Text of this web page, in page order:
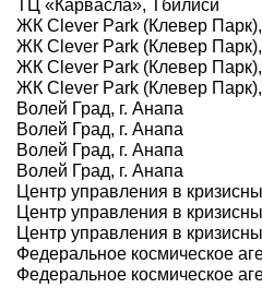
ТЦ «Карвасла», Тбилиси
ЖК Clever Park (Клевер Парк),
ЖК Clever Park (Клевер Парк),
ЖК Clever Park (Клевер Парк),
ЖК Clever Park (Клевер Парк),
Волей Град, г. Анапа
Волей Град, г. Анапа
Волей Град, г. Анапа
Волей Град, г. Анапа
Центр управления в
Центр управления в
Центр управления в
Федеральное космическое
Федеральное космическое